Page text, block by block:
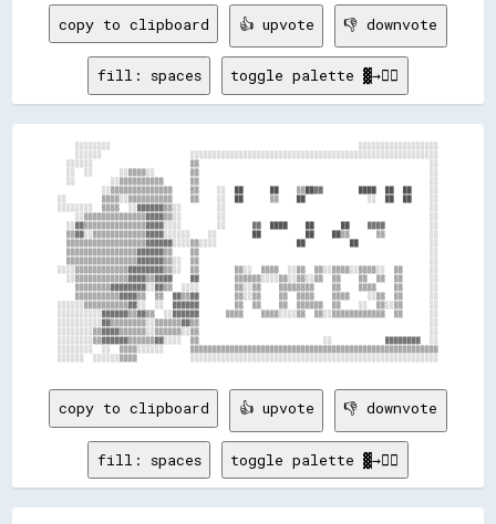
copy to clipboard 👍 upvote 👎 downvote
fill: spaces toggle palette ▓→✊🏽
    ░░░░░░░░                                                        ░░░░░░░░░░░░░░░░░░
    ░░░░░░                    ░░░░░░░░░░░░░░░░░░░░░░░░░░░░░░░░░░░░░░░░░░░░░░░░░░░░░░░░
  ░░░░░░                      ▒▒                                                    ░░
  ░░  ░░      ░░▒▒▒▒░░        ▒▒                                                    ░░
  ░░        ░░▒▒▒▒▒▒▒▒▒▒      ▒▒                                                    ░░
          ░░▒▒▒▒▒▒▒▒▒▒▒▒▒▒    ▒▒    ░░  ██      ██    ▒▒██▓▓        ████  ██  ██    ░░
░░        ▒▒▒▒░░▒▒▒▒▒▒▒▒▒▒    ▒▒    ░░  ██      ▒▒    ██              ░░  ██  ██    ░░
░░░░░░░░  ▒▒▒▒  ░░▓▓▓▓▓▓▒▒░░        ░░                                              ░░
    ░░▒▒▒▒▒▒▒▒▒▒▒▒▒▒▓▓▓▓▒▒░░        ░░                                              ░░
  ░░▓▓▒▒▒▒▒▒▒▒▒▒▒▒▒▒▓▓▓▓░░░░        ░░      ▓▓  ████    ██      ██    ▓▓▓▓          ░░
  ▒▒▓▓░░▒▒▒▒▒▒▒▒▒▒▒▒▓▓▓▓░░░░░░    ░░        ██          ██    ██▒▒      ▒▒          ░░
  ▒▒▒▒▒▒▒▒▒▒▒▒▒▒▒▒▒▒▓▓▓▓▓▓░░░░▒▒░░░░                  ██          ██                ░░
  ▒▒▒▒▒▒▒▒▒▒▒▒▒▒▒▒▓▓▓▓▓▓▒▒    ▒▒                                                    ░░
  ▒▒▒▒▒▒▒▒▒▒▒▒▒▒▒▒▓▓▓▓▓▓▒▒░░  ▒▒                                                    ░░
░░░░▒▒▒▒▒▒▒▒▒▒▒▒▓▓▓▓▓▓▓▓▒▒░░  ▒▒        ▒▒░░  ▒▒▒▒  ░░▒▒  ▒▒░░▒▒▒▒░░▒▒▒▒░░  ▒▒      ░░
  ░░▒▒▒▒▒▒▒▒▒▒▒▒▓▓▓▓▒▒▓▓▓▓    ▓▓        ▒▒▒▒▒▒░░░░▒▒░░▒▒░░▒▒  ▒▒    ▒▒  ▒▒  ▒▒      ░░
    ▒▒▒▒▒▒▒▒▓▓▓▓▓▓▓▓░░▓▓▒▒  ░░░░        ▒▒░░▒▒    ▒▒▒▒▒▒▒▒    ▒▒    ▒▒▒▒    ▒▒      ░░
    ▒▒▒▒▒▒▒▒▒▒▓▓▓▓▒▒  ▒▒  ▓▓▒▒▓▓        ▒▒░░▒▒    ▒▒  ▒▒▒▒    ▒▒▒▒    ░░▒▒  ▒▒      ░░
░░░░░░▒▒▒▒▒▒▒▒▒▒▓▓░░  ░░  ▓▓▓▓▓▓        ▒▒  ▒▒    ▒▒  ▒▒▒▒▒▒  ▒▒    ░░  ▒▒░░▒▒      ░░
░░░░░░░░░░▓▓▓▓▓▓▒▒▓▓▒▒  ░░▓▓▓▓▓▓      ▒▒▒▒    ▒▒▒▒░░░░▒▒  ▒▒░░▒▒▒▒▒▒▒▒▒▒▒▒  ▒▒      ░░
░░░░░░░░░░▓▓▒▒▒▒▒▒▒▒░░▒▒▒▒▒▒▓▓▒▒                                                    ░░
░░░░░░░░▒▒▓▓▓▓▒▒▒▒▒▒░░▒▒▒▒▒▒░░▒▒                                                    ░░
░░░░░░░░▒▒▓▓▓▓▓▓▒▒▒▒▒▒▓▓░░░░  ▒▒                            ░░            ▓▓▓▓▓▓▓▓  ░░
░░░░░░░░  ░░  ▒▒▒▒░░░░░░      ▒▒▒▒▒▒▒▒▒▒▒▒▒▒▒▒▒▒▒▒▒▒▒▒▒▒▒▒▒▒▒▒▒▒▒▒▒▒▒▒▒▒▒▒▒▒▒▒▒▒▒▒▒▒▒▒
copy to clipboard 👍 upvote 👎 downvote
fill: spaces toggle palette ▓→✊🏽